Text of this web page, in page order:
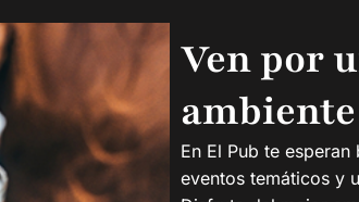
Ven por
ambiente
En El Pub te
eventos temáticos y